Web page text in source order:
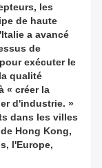
les
de haute
a avancé
de
exécuter le
qualité
« créer la
d'industrie. »
dans les villes
Hong Kong,
l'Europe,